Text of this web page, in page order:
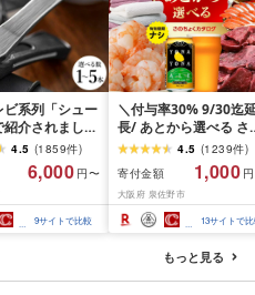
ビ系列「シュー
紹介されました
放送)[刀匠 関
統から生まれた
][選べる本数 1
ット] 貝印 関
り type102 ス
高級つめきり
ト
4.5 (1859件)
6,000 円〜
9サイトで比較
＼付与率30% 9/30迄
長/ あとから選べる さ
ちょくカタログ 有効期
限なし 満足度9割 ラ
ング急上昇中 カタログ
肉 よなよなエール 牛
ん ビール 酒 かに サー
ン 野菜 うなぎ タオル
ィッシュ 日用品 あと
らセレクト 楽天限定
阪府 泉佐野市
4.5 (1239件)
寄付金額
1,000
大阪府 泉佐野市
13サイトで
もっと見る